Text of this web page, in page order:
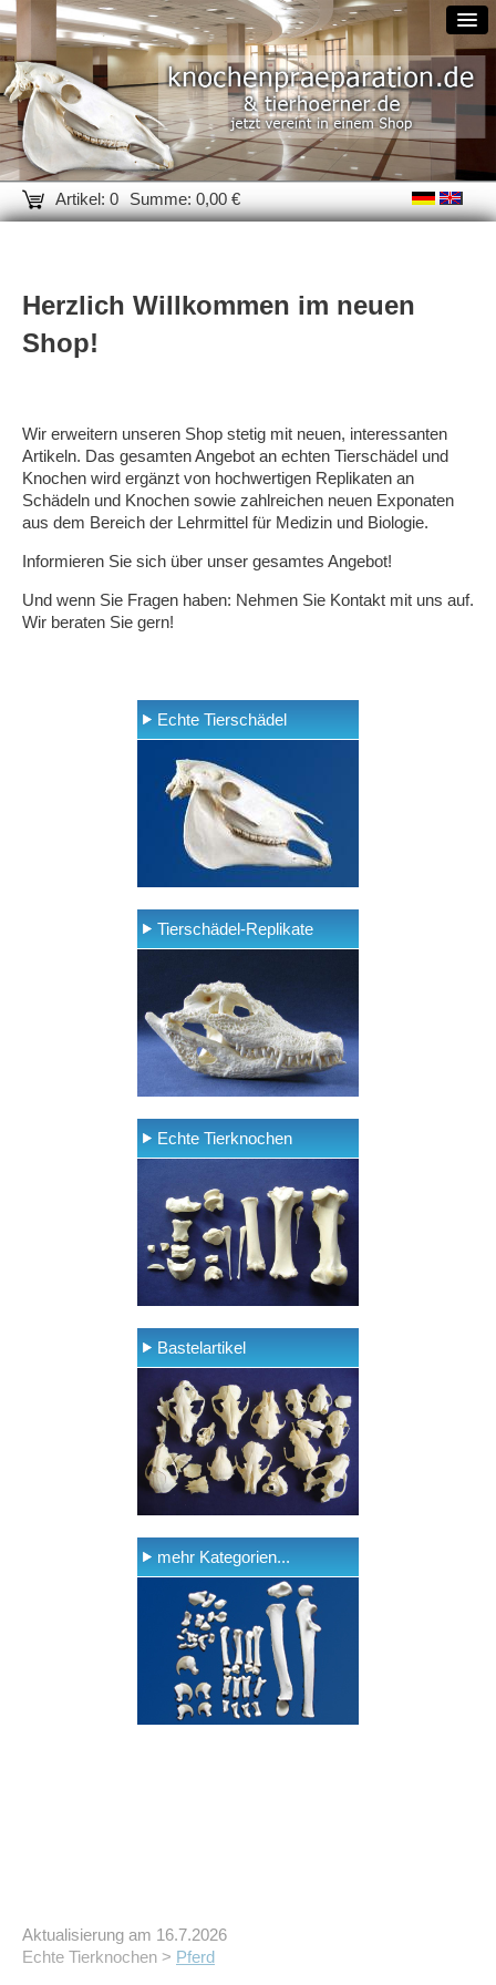
Artikel: 0 Summe: 0,00 €
Herzlich Willkommen im neuen
Shop!
Wir erweitern unseren Shop stetig mit neuen, interessanten
Artikeln. Das gesamten Angebot an echten Tierschädel und
Knochen wird ergänzt von hochwertigen Replikaten an
Schädeln und Knochen sowie zahlreichen neuen Exponaten
aus dem Bereich der Lehrmittel für Medizin und Biologie.
Informieren Sie sich über unser gesamtes Angebot!
Und wenn Sie Fragen haben: Nehmen Sie Kontakt mit uns auf.
Wir beraten Sie gern!
Echte Tierschädel
Tierschädel-Replikate
Echte Tierknochen
Bastelartikel
mehr Kategorien...
Aktualisierung am 16.7.2026
Echte Tierknochen > Pferd